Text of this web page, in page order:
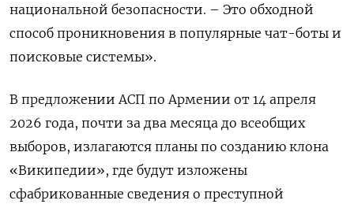
национальной безопасности. – Это обходной
способ проникновения в популярные чат-боты и
поисковые системы».
В предложении АСП по Армении от 14 апреля
2026 года, почти за два месяца до всеобщих
выборов, излагаются планы по созданию клона
«Википедии», где будут изложены
сфабрикованные сведения о преступной